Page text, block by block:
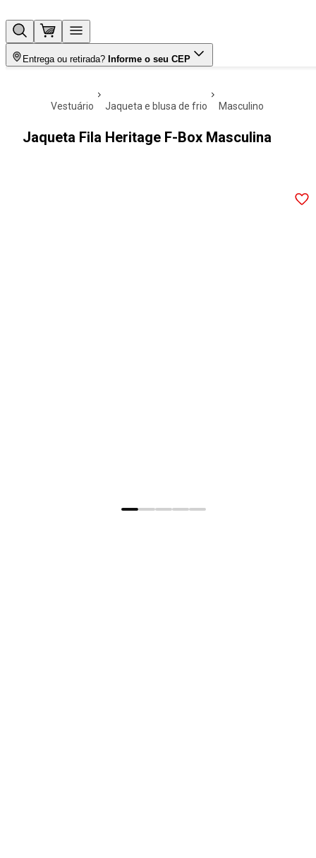
Entrega ou retirada? Informe o seu CEP
vestuário jaqueta e blusa de frio masculino
Jaqueta Fila Heritage F-Box Masculina